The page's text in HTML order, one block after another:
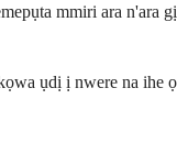
mmiri ara n'ara
ụdị ị nwere na ihe